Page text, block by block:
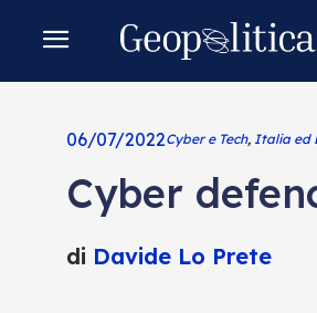
06/07/2022Cyber e Tech, Italia ed
Cyber
di Davide Lo Prete